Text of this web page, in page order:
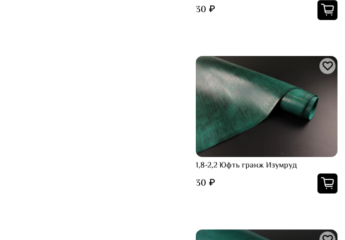
30 ₽
1,8-2,2 Юфть гранж Изумруд
30 ₽